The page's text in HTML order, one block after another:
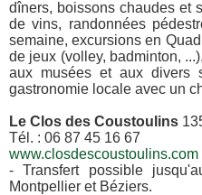
dîners, boissons chaudes et
de vins, randonnées
semaine, excursions en
de jeux (volley, badminton,
aux musées et aux divers
gastronomie locale avec un
Le Clos des Coustoulins
Tél. : 06 87 45 16 67
www.closdescoustoulins.com
- Transfert possible
Montpellier et Béziers.